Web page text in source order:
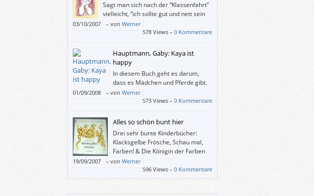
Sagt man sich nach der “Klassenfahrt”
vielleicht, “ich sollte gut und nett sein
und überdies Frauen respektieren”, so
fallen einem bei “Friederike” einerseits ganz
nebenbei viele persönliche Bilder und Sätze ein,
die mit dem Thema “Außenseiter” zu tun haben,
und andererseits möchte man doch selbst rote
Haare haben, wenn man damit fliegen könnte.
Vor allen bösen Menschen und Umständen
einfach wegfliegen.
03/10/2007 – von Werner
578 Views – 0 Kommentare
Hauptmann, Gaby: Kaya ist
happy
In diesem Buch geht es darum,
dass es Mädchen und Pferde gibt.
Weil viele Mädchen Pferde lieben,
gerne reiten und noch viel lieber eigene Pferde
hätten. Und für diese Mädchen ist dieses Buch
auch geschrieben.
01/09/2008 – von Werner
573 Views – 0 Kommentare
Alles so schön bunt hier
Drei sehr bunte Kinderbücher:
Klacksgelbe Frösche, Schau mal,
Farben! & Die Königin der Farben
19/09/2007 – von Werner
596 Views – 0 Kommentare